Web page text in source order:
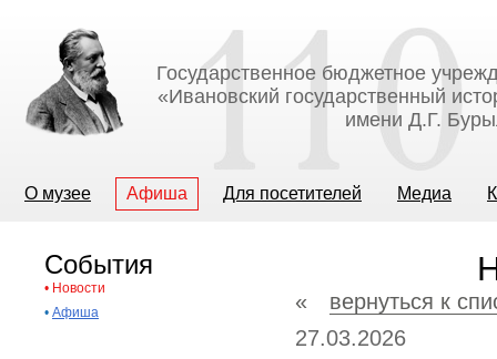
Государственное бюджетное
«Ивановский государственный
имени Д.Г.
О музее Афиша Для посетителей Медиа
События
• Новости
• Афиша « вернуться к
27.03.2026